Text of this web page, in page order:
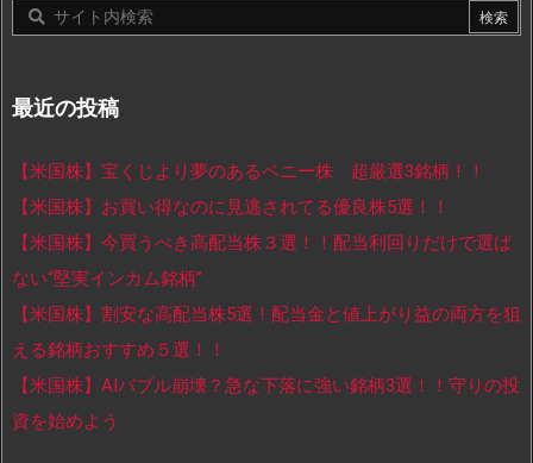
最近の投稿
【米国株】宝くじより夢のあるペニー株 超厳選3銘柄！！
【米国株】お買い得なのに見逃されてる優良株5選！！
【米国株】今買うべき高配当株３選！！配当利回りだけで選ば
ない“堅実インカム銘柄”
【米国株】割安な高配当株5選！配当金と値上がり益の両方を狙
える銘柄おすすめ５選！！
【米国株】AIバブル崩壊？急な下落に強い銘柄3選！！守りの投
資を始めよう